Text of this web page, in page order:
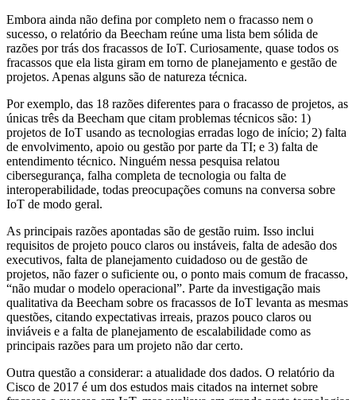
Embora ainda não defina por completo nem o fracasso nem o
sucesso, o relatório da Beecham reúne uma lista bem sólida de
razões por trás dos fracassos de IoT. Curiosamente, quase todos os
fracassos que ela lista giram em torno de planejamento e gestão de
projetos. Apenas alguns são de natureza técnica.
Por exemplo, das 18 razões diferentes para o fracasso de projetos, as
únicas três da Beecham que citam problemas técnicos são: 1)
projetos de IoT usando as tecnologias erradas logo de início; 2) falta
de envolvimento, apoio ou gestão por parte da TI; e 3) falta de
entendimento técnico. Ninguém nessa pesquisa relatou
cibersegurança, falha completa de tecnologia ou falta de
interoperabilidade, todas preocupações comuns na conversa sobre
IoT de modo geral.
As principais razões apontadas são de gestão ruim. Isso inclui
requisitos de projeto pouco claros ou instáveis, falta de adesão dos
executivos, falta de planejamento cuidadoso ou de gestão de
projetos, não fazer o suficiente ou, o ponto mais comum de fracasso,
“não mudar o modelo operacional”. Parte da investigação mais
qualitativa da Beecham sobre os fracassos de IoT levanta as mesmas
questões, citando expectativas irreais, prazos pouco claros ou
inviáveis e a falta de planejamento de escalabilidade como as
principais razões para um projeto não dar certo.
Outra questão a considerar: a atualidade dos dados. O relatório da
Cisco de 2017 é um dos estudos mais citados na internet sobre